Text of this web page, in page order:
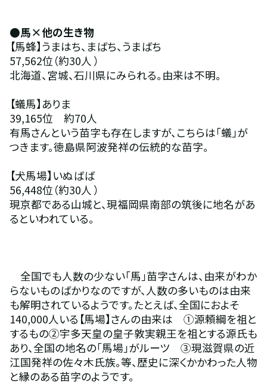
●馬×他の生き物
【馬蜂】うまはち、まばち、うまばち
57,562位（約30人 ）
北海道、宮城、石川県にみられる。由来は不明。
【蟻馬】ありま
39,165位　約70人
有馬さんという苗字も存在しますが、こちらは「蟻」が
つきます。徳島県阿波発祥の伝統的な苗字。
【犬馬場】いぬばば
56,448位（約30人 ）
現京都である山城と、現福岡県南部の筑後に地名があ
るといわれている。
全国でも人数の少ない「馬」苗字さんは、由来がわか
らないものばかりなのですが、人数の多いものは由来
も解明されているようです。たとえば、全国におよそ
140,000人いる【馬場】さんの由来は　①源頼綱を祖と
するもの②宇多天皇の皇子敦実親王を祖とする源氏も
あり、全国の地名の「馬場」がルーツ　③現滋賀県の近
江国発祥の佐々木氏族。等、歴史に深くかかわった人物
と縁のある苗字のようです。